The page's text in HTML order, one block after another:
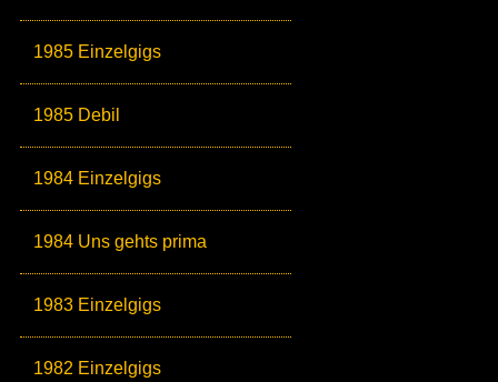
1985 Einzelgigs
1985 Debil
1984 Einzelgigs
1984 Uns gehts prima
1983 Einzelgigs
1982 Einzelgigs